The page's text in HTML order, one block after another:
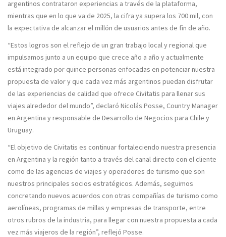
argentinos contrataron experiencias a través de la plataforma,
mientras que en lo que va de 2025, la cifra ya supera los 700 mil, con
la expectativa de alcanzar el millón de usuarios antes de fin de año.
“Estos logros son el reflejo de un gran trabajo local y regional que
impulsamos junto a un equipo que crece año a año y actualmente
está integrado por quince personas enfocadas en potenciar nuestra
propuesta de valory que cada vez más argentinos puedan disfrutar
de las experiencias de calidad que ofrece Civitatis para llenar sus
viajes alrededor del mundo”, declaró Nicolás Posse, Country Manager
en Argentina y responsable de Desarrollo de Negocios para Chile y
Uruguay.
“El objetivo de Civitatis es continuar fortaleciendo nuestra presencia
en Argentina y la región tanto a través del canal directo con el cliente
como de las agencias de viajes y operadores de turismo que son
nuestros principales socios estratégicos. Además, seguimos
concretando nuevos acuerdos con otras compañías de turismo como
aerolíneas, programas de millas y empresas de transporte, entre
otros rubros de la industria, para llegar con nuestra propuesta a cada
vez más viajeros de la región”, reflejó Posse.